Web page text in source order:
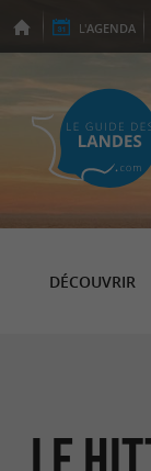
L'AGENDA
DÉCOUVRIR